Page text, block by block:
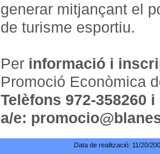
generar mitjançant el
de turisme esportiu.
Perinformació i
Promoció Econòmica
Telèfons 972-358260 i
a/e:
Data de realització: 11/20/